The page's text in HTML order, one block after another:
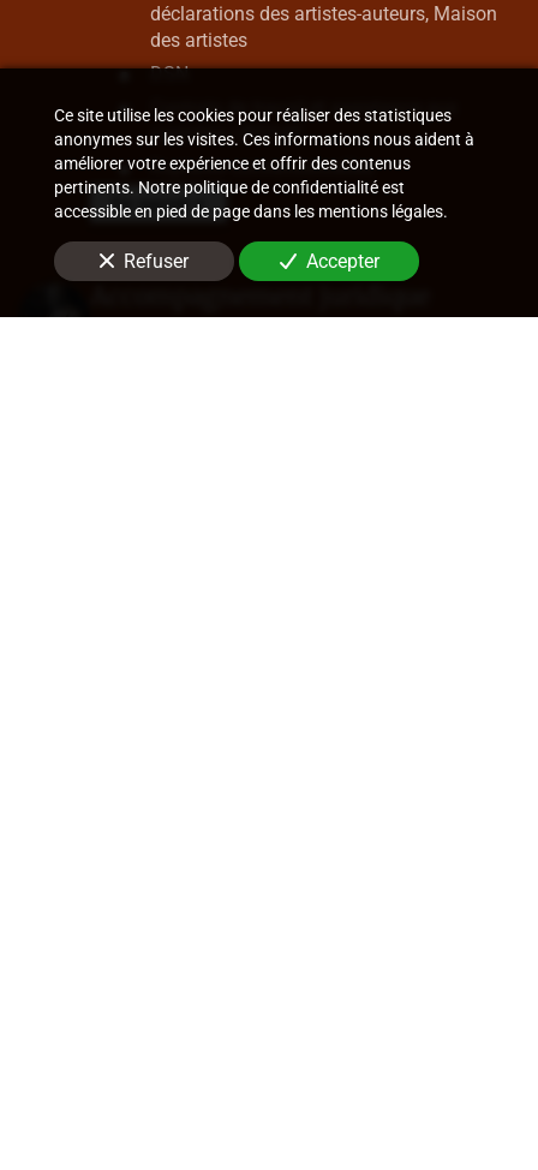
déclarations des artistes-auteurs, Maison
des artistes
DSN
Contrats de travail et assistance aux
contrôles URSSAF
Ruptures conventionnelles
En savoir +
Ce site utilise les cookies pour réaliser des statistiques
anonymes sur les visites. Ces informations nous aident à
améliorer votre expérience et offrir des contenus
pertinents. Notre politique de confidentialité est
accessible en pied de page dans les mentions légales.
Refuser Accepter